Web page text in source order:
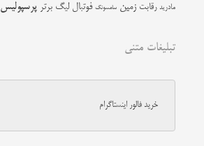
مادرید رقابت زمین سامسونگ فوتبال لیگ برتر پرسپولیس
تبلیغات متنی
خرید فالور اینستاگرام